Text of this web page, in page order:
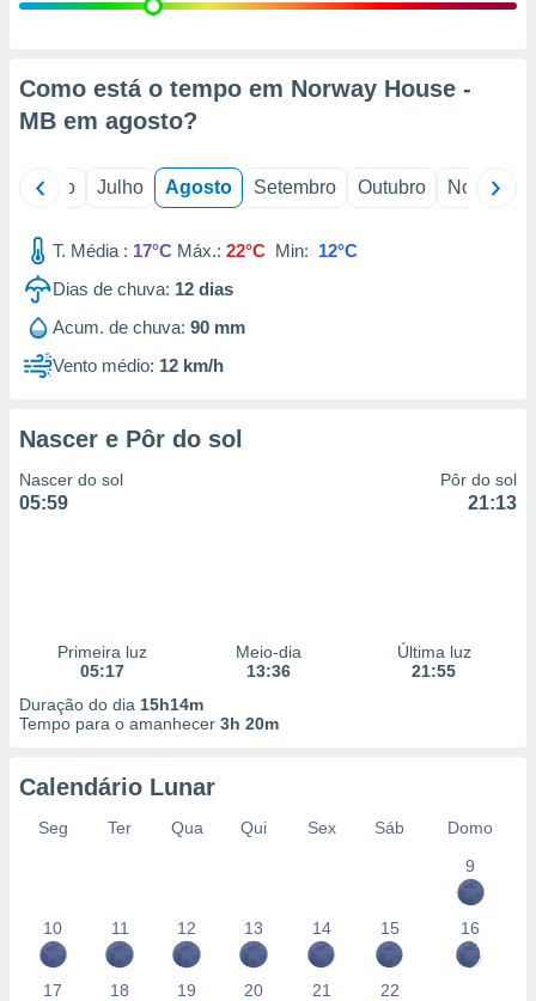
estudos
1199
Como está o tempo em Norway House -
MB em agosto?
Junho Julho Agosto Setembro Outubro Novembro
T. Média : 17°C Máx.: 22°C Min: 12°C
Dias de chuva: 12 dias
Acum. de chuva: 90 mm
Vento médio: 12 km/h
Nascer e Pôr do sol
Nascer do sol
05:59
Pôr do sol
21:13
Primeira luz
05:17
Meio-dia
13:36
Última luz
21:55
Duração do dia 15h14m
Tempo para o amanhecer 3h 20m
Calendário Lunar
Seg Ter Qua Qui Sex Sáb
Domo
9
10 11 12 13 14 15 16
17 18 19 20 21 22